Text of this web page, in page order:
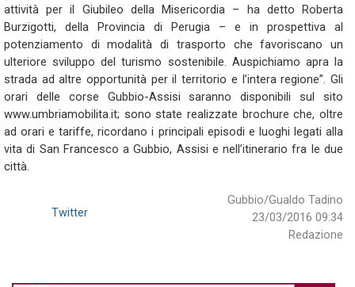
attività per il Giubileo della Misericordia – ha detto Roberta
Burzigotti, della Provincia di Perugia – e in prospettiva al
potenziamento di modalità di trasporto che favoriscano un
ulteriore sviluppo del turismo sostenibile. Auspichiamo apra la
strada ad altre opportunità per il territorio e l’intera regione”. Gli
orari delle corse Gubbio-Assisi saranno disponibili sul sito
www.umbriamobilita.it; sono state realizzate brochure che, oltre
ad orari e tariffe, ricordano i principali episodi e luoghi legati alla
vita di San Francesco a Gubbio, Assisi e nell’itinerario fra le due
città.
Gubbio/Gualdo Tadino
23/03/2016 09:34
Redazione
Twitter